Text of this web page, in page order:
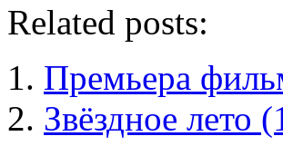
Related posts:
Премьера
Звёздное лето